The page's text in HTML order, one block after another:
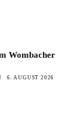
Wombacher
6. AUGUST 2026